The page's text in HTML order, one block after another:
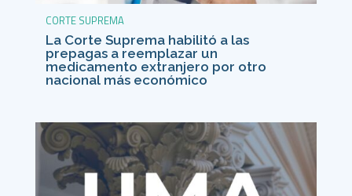
CORTE SUPREMA
La Corte Suprema habilitó a las
prepagas a reemplazar un
medicamento extranjero por otro
nacional más económico